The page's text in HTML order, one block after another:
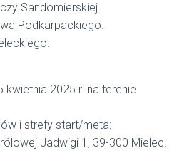
Sandomierskiej
Podkarpackiego.
kwietnia 2025 r. na terenie
i strefy start/meta:
Jadwigi 1, 39-300 Mielec.